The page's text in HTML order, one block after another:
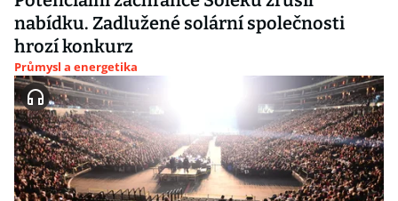
nabídku. Zadlužené solární společnosti
hrozí konkurz
Průmysl a energetika